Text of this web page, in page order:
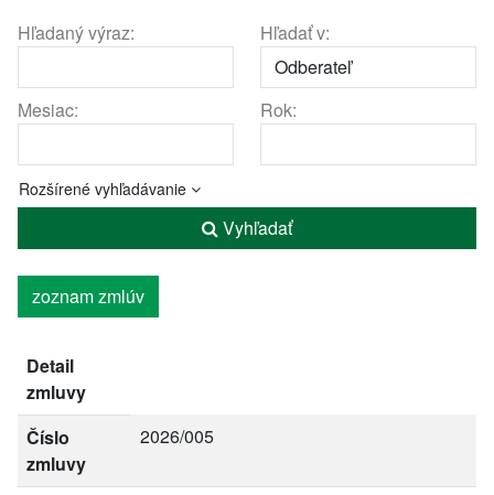
Hľadaný výraz: Hľadať v:
Mesiac: Rok:
Rozšírené vyhľadávanie
Vyhľadať
zoznam zmlúv
Detail
zmluvy
Číslo
zmluvy
2026/005